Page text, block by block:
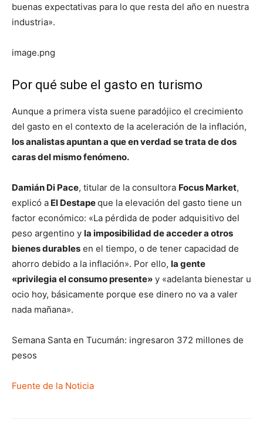
buenas expectativas para lo que resta del año en nuestra
industria».
image.png
Por qué sube el gasto en turismo
Aunque a primera vista suene paradójico el crecimiento
del gasto en el contexto de la aceleración de la inflación,
los analistas apuntan a que en verdad se trata de dos
caras del mismo fenómeno.
Damián Di Pace, titular de la consultora Focus Market,
explicó a El Destapeque la elevación del gasto tiene un
factor económico: «La pérdida de poder adquisitivo del
peso argentino y la imposibilidad de acceder a otros
bienes durables en el tiempo, o de tener capacidad de
ahorro debido a la inflación». Por ello, la gente
«privilegia el consumo presente» y «adelanta bienestar u
ocio hoy, básicamente porque ese dinero no va a valer
nada mañana».
Semana Santa en Tucumán: ingresaron 372 millones de
pesos
Fuente de la Noticia